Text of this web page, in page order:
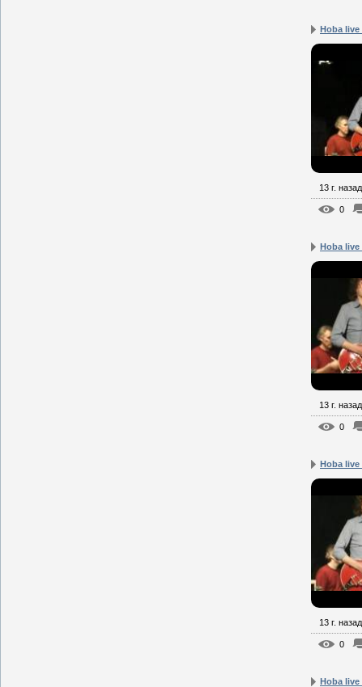
Hoba
13 г. назад
0
Hoba
13 г. назад
0
Hoba
13 г. назад
0
Hoba live